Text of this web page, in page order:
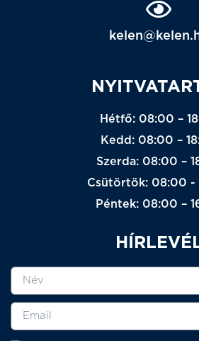
Hétfő: 08:00 –
Kedd: 08:00 –
Szerda: 08:00 –
Csütörtök: 08:00 -
Péntek: 08:00 –